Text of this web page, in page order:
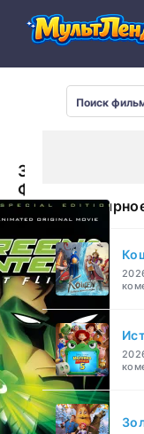
Зеленый
Фонарь:
Первый
полет
(2009)